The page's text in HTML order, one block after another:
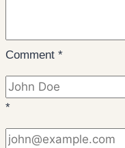
Comment *
*